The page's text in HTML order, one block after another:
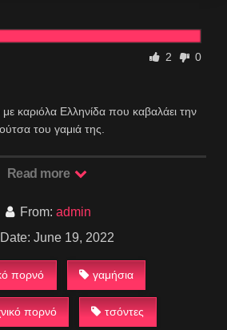
2 0
καριόλα Ελληνίδα που καβαλάει την
του γαμιά της.
Read more
From: admin
Date: June 19, 2022
πορνό γαμήσια
πορνό τσόντες